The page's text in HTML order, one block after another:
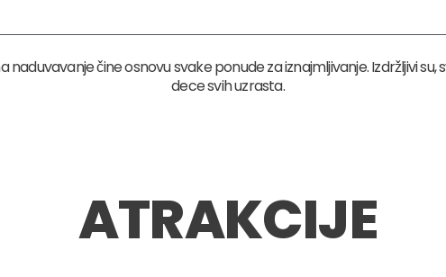
naduvavanje čine osnovu svake ponude za iznajmljivanje. Izdržljivi su,
dece svih uzrasta.
ATRAKCIJE